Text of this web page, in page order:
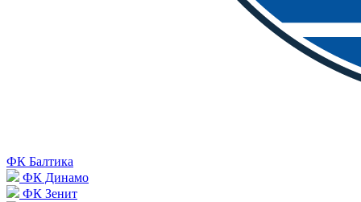
ФК Балтика
ФК Динамо
ФК Зенит